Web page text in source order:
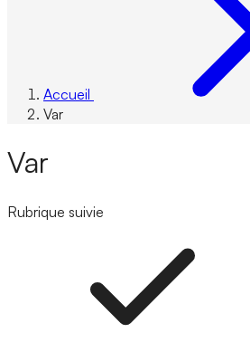
Accueil
Var
Var
Rubrique suivie